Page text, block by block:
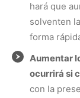
hará que
solventen
forma
Aumentar
ocurrirá si
con la